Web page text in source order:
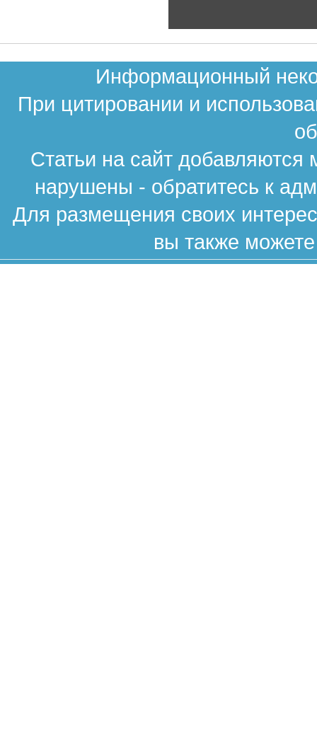
Информационный
При цитировании и
Статьи на сайт
нарушены - обратитесь к
Для размещения своих
вы также